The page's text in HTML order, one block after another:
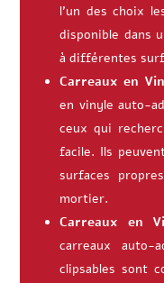
l’un des choix
disponible dans
à différentes
Carreaux en
en vinyle auto-
ceux qui
facile. Ils
surfaces
mortier.
Carreaux en
carreaux auto-
clipsables sont